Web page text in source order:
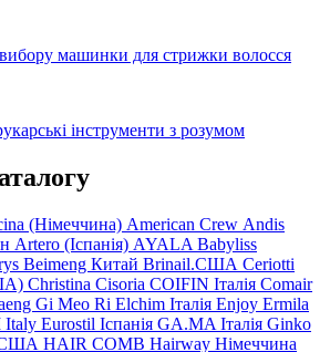
машинки для стрижки волосся
інструменти з розумом
(Німеччина) American Crew Andis
Artero (Іспанія) AYALA Babyliss
Beimeng Китай Brinail.США Ceriotti
Christina Cisoria COIFIN Італія Comair
Gi Meo Ri Elchim Італія Enjoy Ermila
Italy Eurostil Іспанія GA.MA Італія Ginko
США HAIR COMB Hairway Німеччина